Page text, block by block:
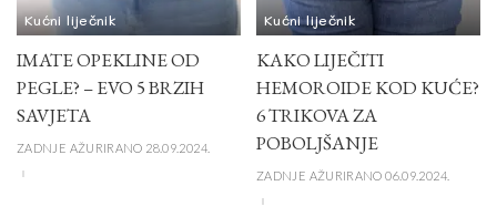
Kućni liječnik
IMATE OPEKLINE OD
PEGLE? – EVO 5 BRZIH
SAVJETA
ZADNJE AŽURIRANO 28.09.2024.
Kućni liječnik
KAKO LIJEČITI
HEMOROIDE KOD KUĆE?
6 TRIKOVA ZA
POBOLJŠANJE
ZADNJE AŽURIRANO 06.09.2024.